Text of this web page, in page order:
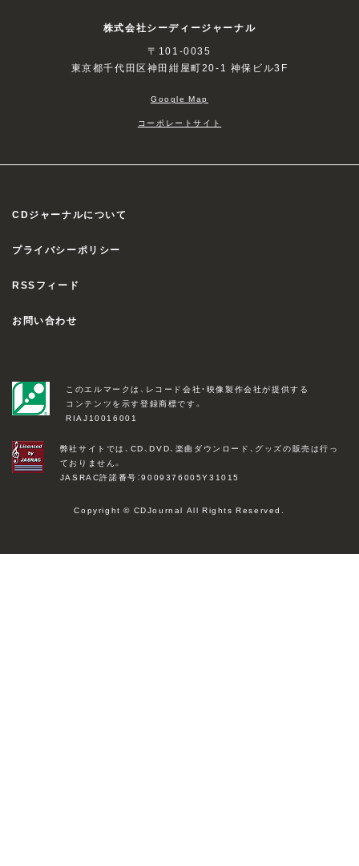
株式会社シーディージャーナル
〒101-0035
東京都千代田区神田紺屋町20-1 神保ビル3F
Google Map
コーポレートサイト
CDジャーナルについて
プライバシーポリシー
RSSフィード
お問い合わせ
このエルマークは、レコード会社・映像製作会社が提供する
コンテンツを示す登録商標です。
RIAJ10016001
弊社サイトでは、CD、DVD、楽曲ダウンロード、グッズの販売は行っ
ておりません。
JASRAC許諾番号：9009376005Y31015
Copyright © CDJournal All Rights Reserved.